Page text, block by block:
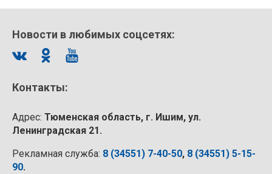
Новости в любимых соцсетях:
Контакты:
Адрес: Тюменская область, г. Ишим, ул.
Ленинградская 21.
Рекламная служба: 8 (34551) 7-40-50, 8 (34551) 5-15-
90.